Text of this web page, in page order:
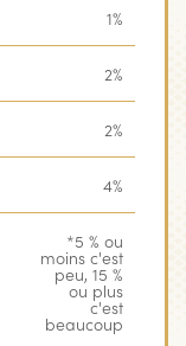
1%
2%
2%
4%
*5 % ou
moins c'est
peu, 15 %
ou plus
c'est
beaucoup